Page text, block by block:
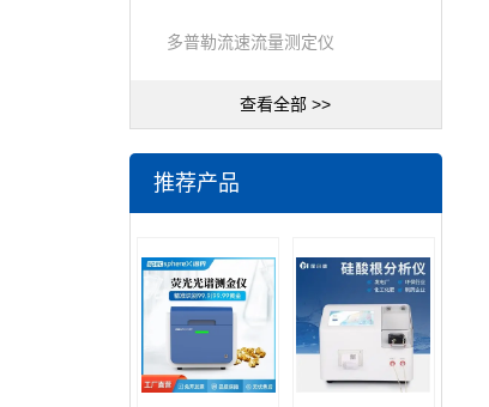
多普勒流速流量测定仪
查看全部 >>
推荐产品